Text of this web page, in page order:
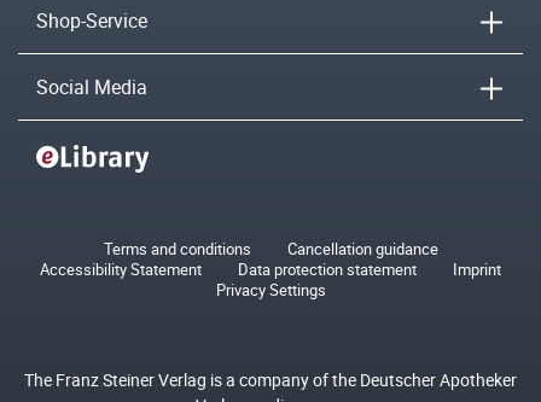
Shop-Service
Social Media
Terms and conditions
Cancellation guidance
Accessibility Statement
Data protection statement
Imprint
Privacy Settings
The Franz Steiner Verlag is a company of the Deutscher Apotheker